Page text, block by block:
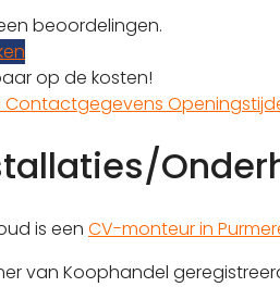
beoordelingen.
op de kosten!
Contactgegevens
is een CV-monteur in
van Koophandel